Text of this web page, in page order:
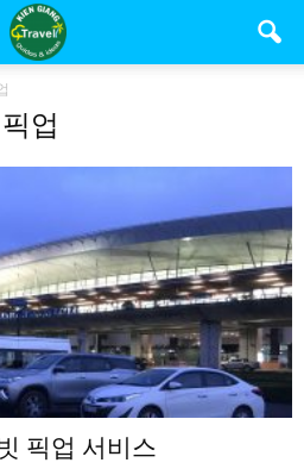
업
픽업 서비스